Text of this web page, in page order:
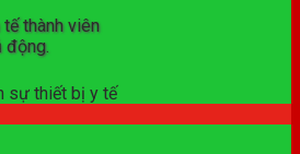
thành viên
động.